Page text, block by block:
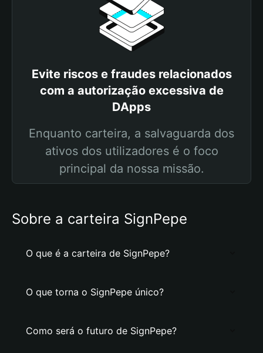
Evite riscos e fraudes relacionados
com a autorização excessiva de
DApps
Enquanto carteira, a salvaguarda dos
ativos dos utilizadores é o foco
principal da nossa missão.
Sobre a carteira SignPepe
O que é a carteira de SignPepe?
O que torna o SignPepe único?
Como será o futuro de SignPepe?